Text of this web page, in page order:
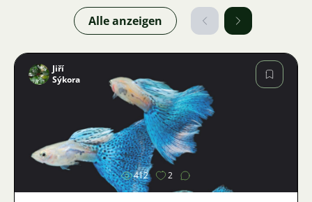
Alle anzeigen
Bild
Jiří
Sýkora
412 2